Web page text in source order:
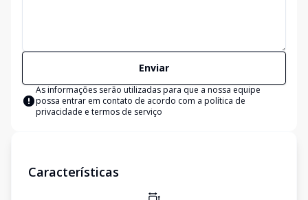
Enviar
As informações serão utilizadas para que a nossa equipe
possa entrar em contato de acordo com a política de
privacidade e termos de serviço
Características